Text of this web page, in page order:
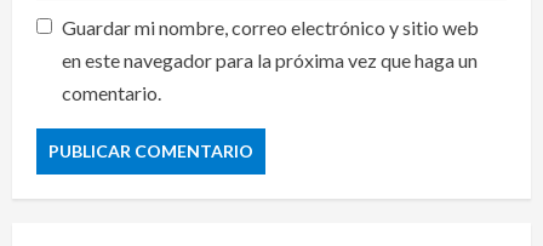
Guardar mi nombre, correo electrónico y sitio web
en este navegador para la próxima vez que haga un
comentario.